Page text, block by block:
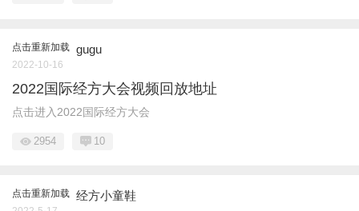
点击重新加载 gugu
2022-10-16
2022国际经方大会视频回放地址
点击进入2022国际经方大会
2954 10
点击重新加载 经方小童鞋